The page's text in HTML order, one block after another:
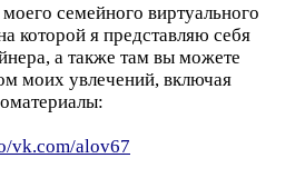
семейного виртуального
которой я представляю себя
а также там вы можете
моих увлечений, включая
vk.com/alov67